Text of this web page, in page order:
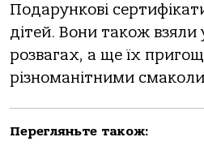
Подарункові
дітей. Вони також взяли
розвагах, а ще їх
різноманітними
Перегляньте також: